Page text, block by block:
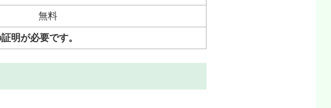
無料
明が必要です。